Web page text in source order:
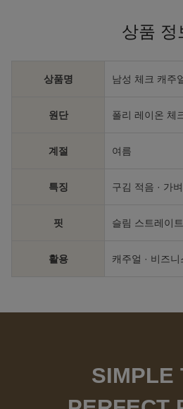
상품 정
상품명 남성 체크 캐주
원단 폴리 레이온 체
계절 여름
특징 구김 적음 · 가
핏 슬림 스트레이트
활용 캐주얼 · 비즈니
SIMPLE